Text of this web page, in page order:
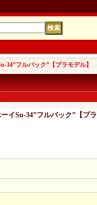
34”フルバック”【プラモデル】
イSu-34”フルバック”【プラ